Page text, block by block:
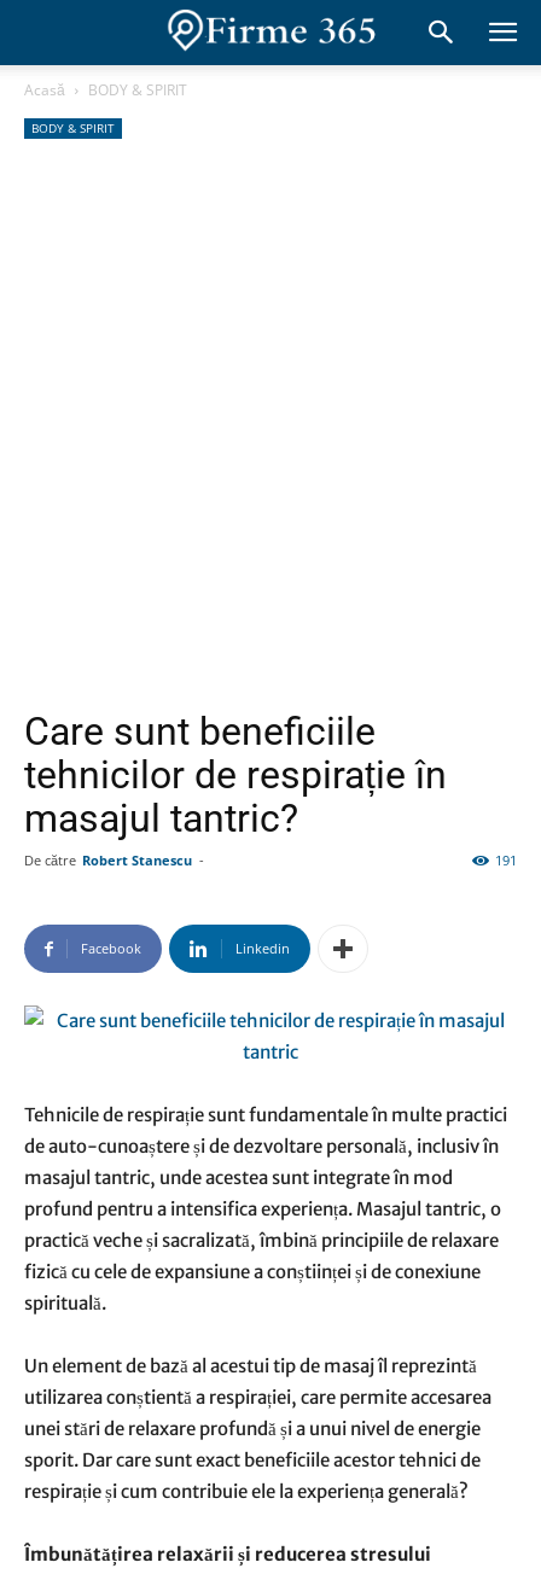
Acasă BODY & SPIRIT
BODY & SPIRIT
Care sunt beneficiile
tehnicilor de respirație în
masajul tantric?
De către Robert Stanescu - 191
Facebook Linkedin
Tehnicile de respirație sunt fundamentale în multe practici
de auto-cunoaștere și de dezvoltare personală, inclusiv în
masajul tantric, unde acestea sunt integrate în mod
profund pentru a intensifica experiența. Masajul tantric, o
practică veche și sacralizată, îmbină principiile de relaxare
fizică cu cele de expansiune a conștiinței și de conexiune
spirituală.
Un element de bază al acestui tip de masaj îl reprezintă
utilizarea conștientă a respirației, care permite accesarea
unei stări de relaxare profundă și a unui nivel de energie
sporit. Dar care sunt exact beneficiile acestor tehnici de
respirație și cum contribuie ele la experiența generală?
Îmbunătățirea relaxării și reducerea stresului